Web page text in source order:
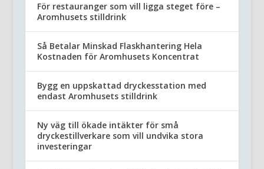
För restauranger som vill ligga steget före –
Aromhusets stilldrink
Så Betalar Minskad Flaskhantering Hela
Kostnaden för Aromhusets Koncentrat
Bygg en uppskattad dryckesstation med
endast Aromhusets stilldrink
Ny väg till ökade intäkter för små
dryckestillverkare som vill undvika stora
investeringar